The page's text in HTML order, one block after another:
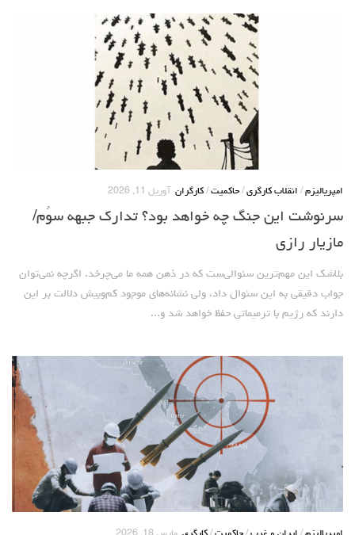
امپریالیزم / انقلاب کارگری / حاکمیت / کارگران آوریل 11, 2026
سرنوشت این جنگ چه خواهد بود؟ تدارک جبهه سوٌم/
مازیار رازی
بلاشک این مهم‌ترین سئوالی‌ست که در ذهن همه ما می‌چرخد. اگرچه نمی‌توان
جواب دقیقی به این سئوال داد، ولی نشانه‌های موجود کم‌وبیش دلالت ‌بر این
دارند که رژیم با ترمیماتی حفظ خواهد شد و...